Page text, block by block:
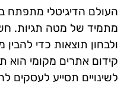
העולם הדיגיטלי מתפתח
מתמיד של מטה תגיות.
ולבחון תוצאות כדי
קידום אתרים מקומי הוא
לשינויים תסייע לעסקים